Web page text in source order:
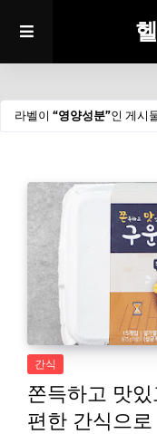
라벨이 영양성분 인 게시
간식
쫀득하고 맛
편한 간식으